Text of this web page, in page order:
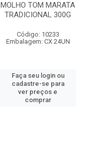
MOLHO TOM MARATA
TRADICIONAL 300G
Código: 10233
Embalagem: CX 24UN
Faça seu login ou
cadastre-se para
ver preços e
comprar